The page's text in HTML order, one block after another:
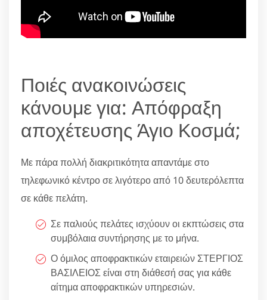
Ποιές ανακοινώσεις
κάνουμε για: Απόφραξη
αποχέτευσης Άγιο Κοσμά;
Με πάρα πολλή διακριτικότητα απαντάμε στο
τηλεφωνικό κέντρο σε λιγότερο από 10 δευτερόλεπτα
σε κάθε πελάτη.
Σε παλιούς πελάτες ισχύουν οι εκπτώσεις στα
συμβόλαια συντήρησης με το μήνα.
Ο όμιλος αποφρακτικών εταιρειών ΣΤΕΡΓΙΟΣ
ΒΑΣΙΛΕΙΟΣ είναι στη διάθεσή σας για κάθε
αίτημα αποφρακτικών υπηρεσιών.